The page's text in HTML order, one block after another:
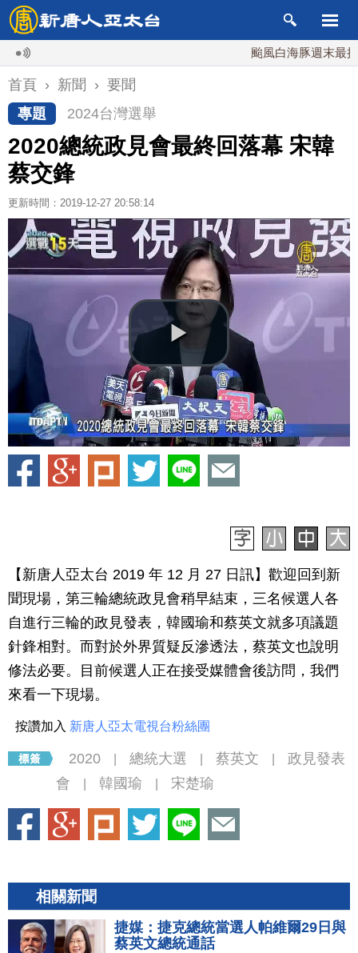
颱風白海豚週末最接近
首頁 › 新聞 › 要聞
專題
2024台灣選舉
2020總統政見會最終回落幕 宋韓
蔡交鋒
更新時間：2019-12-27 20:58:14
【新唐人亞太台 2019 年 12 月 27 日訊】歡迎回到新
聞現場，第三輪總統政見會稍早結束，三名候選人各
自進行三輪的政見發表，韓國瑜和蔡英文就多項議題
針鋒相對。而對於外界質疑反滲透法，蔡英文也說明
修法必要。目前候選人正在接受媒體會後訪問，我們
來看一下現場。
按讚加入 新唐人亞太電視台粉絲團
2020 總統大選 蔡英文
政見發表
會
韓國瑜 宋楚瑜
相關新聞
捷媒：捷克總統當選人帕維爾29日與
蔡英文總統通話